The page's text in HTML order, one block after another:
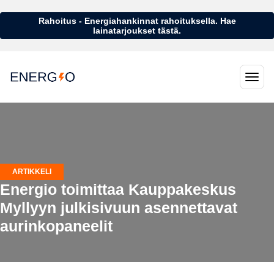
Rahoitus - Energiahankinnat rahoituksella. Hae
lainatarjoukset tästä.
ARTIKKELI
Energio toimittaa Kauppakeskus
Myllyyn julkisivuun asennettavat
aurinkopaneelit